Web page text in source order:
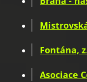
Fontána,
Asociace